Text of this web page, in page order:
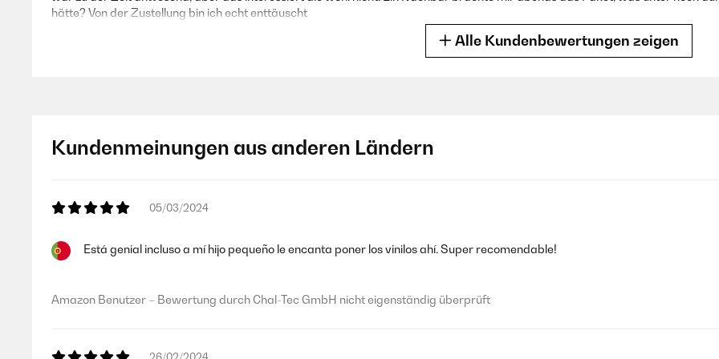
hätte? Von der Zustellung bin ich echt enttäuscht
Amazon Benutzer – Bewertung durch Chal-Tec GmbH nicht eigenständig überprüft
Da kommt gleich 70er/80iger Feeling auf.Meine ganzen alten Schallplatten bekommen nun wieder einen Sinn.Ich habe noch
auf den Plattenspieler geht einwandfrei.Von den eingebauten Lautsprechern schreibe ich mal gar nix, denn hier kann sich bei
ausdenken.Kurz: der ist " bescheiden ".Ich habe dann zum testen mal meine BOSE Companion 3 über den Kopfhörerausgang
das bekommen und bin zufrieden damit.Für eine kleine Gartenparty mit 70iger Flair, reicht es ganz sicher.Für echte DJ's ist das
Modell wieder kaufen.
Amazon Benutzer – Bewertung durch Chal-Tec GmbH nicht eigenständig überprüft
Alle Kundenbewertungen zeigen
Kundenmeinungen aus anderen Ländern
05/03/2024
Está genial incluso a mí hijo pequeño le encanta poner los vinilos ahí. Super recomendable!
Amazon Benutzer – Bewertung durch Chal-Tec GmbH nicht eigenständig überprüft